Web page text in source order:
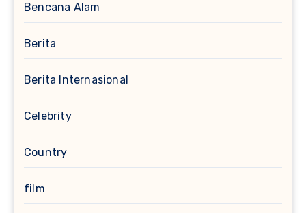
Bencana Alam
Berita
Berita Internasional
Celebrity
Country
film